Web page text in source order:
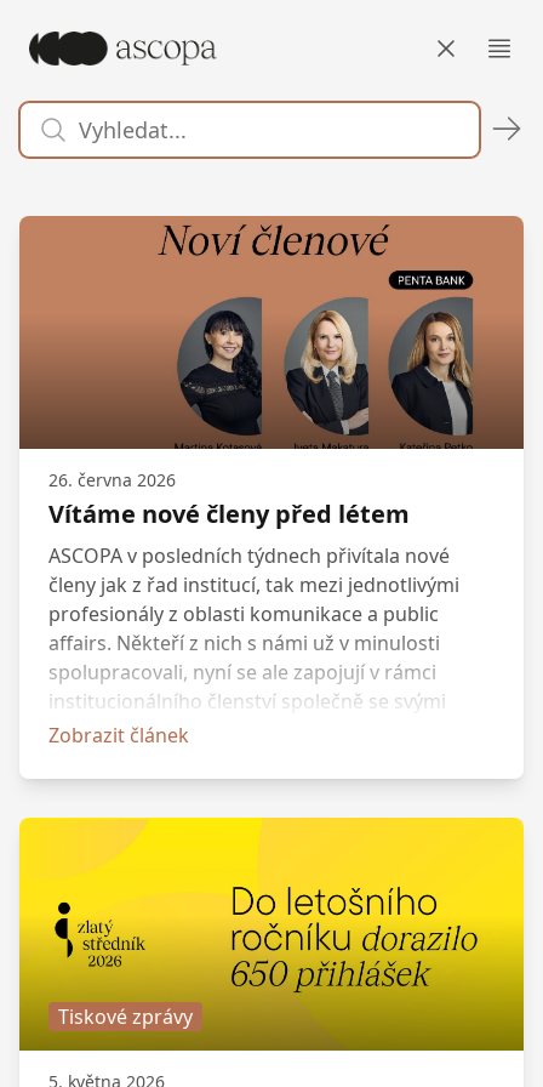
ASCOPA
26. června 2026
Vítáme nové členy před létem
ASCOPA v posledních týdnech přivítala nové
členy jak z řad institucí, tak mezi jednotlivými
profesionály z oblasti komunikace a public
affairs. Někteří z nich s námi už v minulosti
spolupracovali, nyní se ale zapojují v rámci
institucionálního členství společně se svými
kolegy nebo se k nám vrací právě s novou
komunitu a otevírá nové možnosti pro
spolupráci i výměnu odborných zkušeností.
Děkujeme za důvěru, kterou nám tímto krokem
projevili.
Zobrazit článek
Tiskové zprávy
5. května 2026